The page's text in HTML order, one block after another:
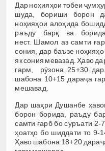
Дар ноҳияҳои тобеи
шуда, бориши борон
ноҳияҳои алоҳида
раъду барқ ва
нест. Шамол аз самти
сония, дар баъзе
як сония мевазад. Ҳаво
гарм, рӯзона 25+30
шабона 10+15 дараҷа
мешавад.
Дар шаҳри Душанбе
борон борида, раъду
самти ғарб бо суръати 2-
ҳоатҳо бо шиддати то 9-
Ҳаво шабона 18+20